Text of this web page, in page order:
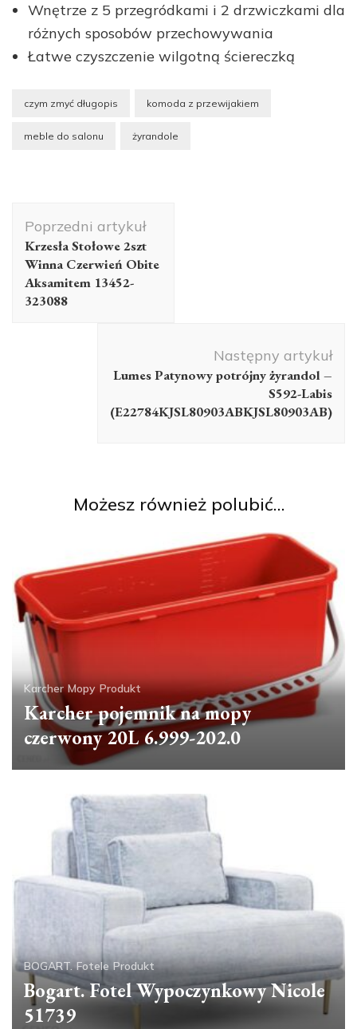
Wnętrze z 5 przegródkami i 2 drzwiczkami dla
różnych sposobów przechowywania
Łatwe czyszczenie wilgotną ściereczką
czym zmyć długopis komoda z przewijakiem
meble do salonu żyrandole
wpisu
Poprzedni artykuł
Krzesła Stołowe 2szt
Winna Czerwień Obite
Aksamitem 13452-
323088
Następny artykuł
Lumes Patynowy potrójny żyrandol –
S592-Labis
(E22784KJSL80903ABKJSL80903AB)
Możesz również polubić…
Karcher Mopy Produkt
Karcher pojemnik na mopy
czerwony 20L 6.999-202.0
BOGART. Fotele Produkt
Bogart. Fotel Wypoczynkowy Nicole
51739